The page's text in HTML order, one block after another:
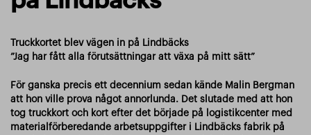
Truckkortet blev vägen in på Lindbäcks
”Jag har fått alla förutsättningar att växa på mitt sätt”
För ganska precis ett decennium sedan kände Malin Bergman
att hon ville prova något annorlunda. Det slutade med att hon
tog truckkort och kort efter det började på logistikcenter med
materialförberedande arbetsuppgifter i Lindbäcks fabrik på